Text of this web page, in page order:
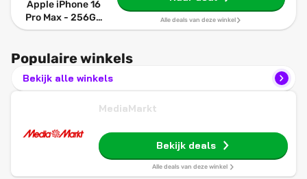
Apple iPhone 16
Pro Max - 256GB
- Natural
Alle deals van deze winkel
Populaire winkels
Bekijk alle winkels
MediaMarkt
Bekijk deals
Alle deals van deze winkel